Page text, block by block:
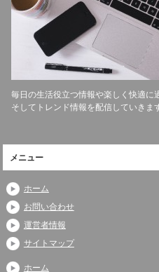
毎日の生活役立つ情報や楽しく快適に
そしてトレンド情報を配信していきま
メニュー
ホーム
お問い合わせ
運営者情報
サイトマップ
ホーム